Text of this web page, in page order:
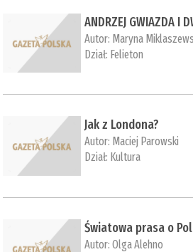
ANDRZEJ GWIAZDA I
Autor: Maryna
Dział: Felieton
Jak z Londona?
Autor: Maciej Parowski
Dział: Kultura
Światowa prasa o
Autor:Olga Alehno